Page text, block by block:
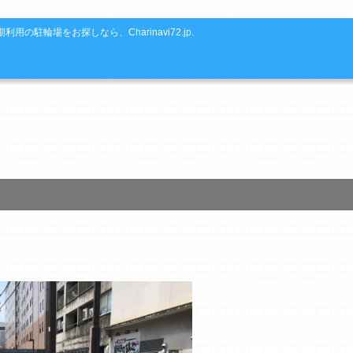
利用の駐輪場をお探しなら、Charinavi72.jp.